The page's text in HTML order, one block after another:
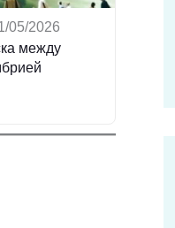
05/2026
между